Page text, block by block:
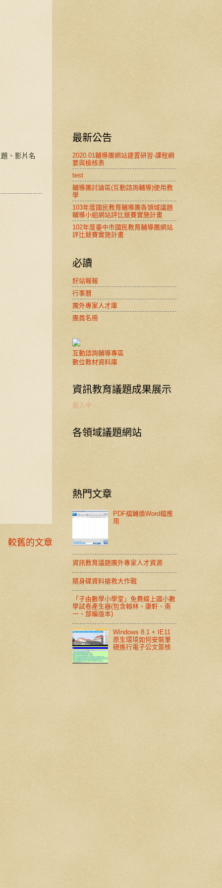
、影片名
較舊的文章
最新公告
2020.01輔導團網站建置研習-課程綱
要與檢核表
test
輔導團討論區(互動諮詢輔導)使用教
學
103年度國民教育輔導團各領域議題
輔導小組網站評比競賽實施計畫
102年度臺中市國民教育輔導團網站
評比競賽實施計畫
必讀
好站報報
行事曆
團外專家人才庫
團員名冊
互動諮詢輔導專區
數位教材資料庫
資訊教育議題成果展示
載入中…
各領域議題網站
熱門文章
PDF檔轉換Word檔應
用
資訊教育議題團外專家人才資源
隨身碟資料搶救大作戰
「子由數學小學堂」免費線上國小數
學試卷產生器(包含翰林、康軒、南
一、部編版本)
Windows 8.1 + IE11
原生環境如何安裝筆
硯進行電子公文簽核